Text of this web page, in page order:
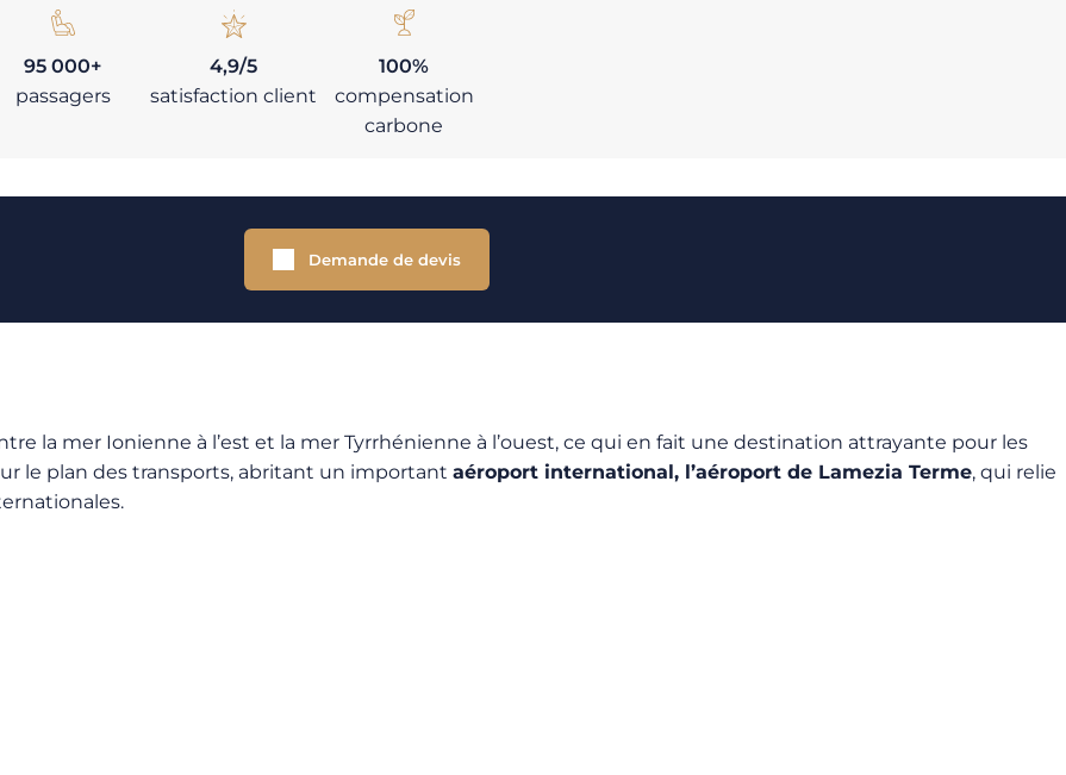
95 000+
passagers
4,9/5
satisfaction client
100%
compensation
carbone
Demande de devis
la mer Ionienne à l’est et la mer Tyrrhénienne à l’ouest, ce qui en fait une destination attrayante pour les
le plan des transports, abritant un important aéroport international, l’aéroport de Lamezia Terme, qui relie